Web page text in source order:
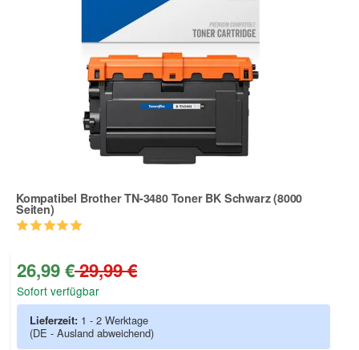
Kompatibel Brother TN-3480 Toner BK Schwarz (8000
Seiten)
26,99 €29,99 €
Sofort verfügbar
Lieferzeit: 1 - 2 Werktage
(DE - Ausland abweichend)